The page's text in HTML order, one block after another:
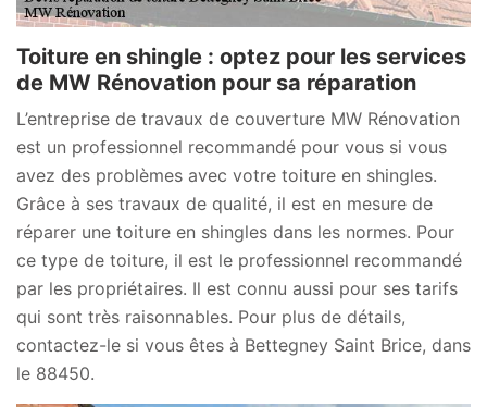
Toiture en shingle : optez pour les services
de MW Rénovation pour sa réparation
L’entreprise de travaux de couverture MW Rénovation
est un professionnel recommandé pour vous si vous
avez des problèmes avec votre toiture en shingles.
Grâce à ses travaux de qualité, il est en mesure de
réparer une toiture en shingles dans les normes. Pour
ce type de toiture, il est le professionnel recommandé
par les propriétaires. Il est connu aussi pour ses tarifs
qui sont très raisonnables. Pour plus de détails,
contactez-le si vous êtes à Bettegney Saint Brice, dans
le 88450.